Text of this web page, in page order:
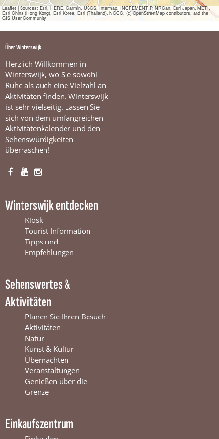
e
r
Leaflet|Sources: Esri, HERE, Garmin, USGS, Intermap, INCREMENT P, NRCan, Esri Japan, METI,
Esri China (Hong Kong), Esri Korea, Esri (Thailand), NGCC, (c) OpenStreetMap contributors, and the
GIS User Community
Über Winterswijk
Herzlich Willkommen in
Winterswijk, wo Sie sowohl
Ruhe als auch eine Vielzahl an
Aktivitäten finden. Winterswijk
ist sehr vielseitig. Lassen Sie
sich von dem umfangreichen
Aktivitätenkalender und den
Sehenswürdigkeiten
überraschen!
F
e
n
t
e
Y
T
u
b
e
W
t
e
r
s
w
i
j
k
I
t
a
g
r
a
i
t
e
r
s
w
i
j
k
Winterswijk entdecken
Kiosk
Tourist Information
Tipps und
Empfehlungen
Sehenswertes &
Aktivitäten
Planen Sie Ihren Besuch
Aktivitäten
Natur
Kunst & Kultur
Übernachten
Veranstaltungen
Genießen über die
Grenze
Einkaufszentrum